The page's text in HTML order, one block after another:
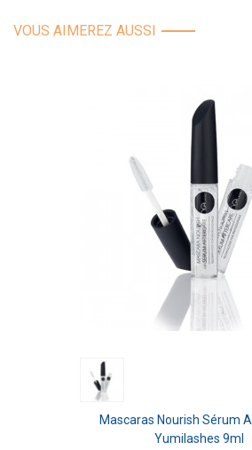
VOUS AIMEREZ AUSSI
Mascaras Nourish Sérum
Yumilashes 9ml